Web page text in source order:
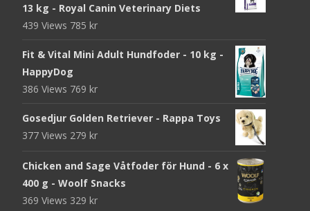
13 kg - Royal Canin Veterinary Diets
439 Views 785 kr
Fit & Vital Mini Adult Hundfoder - 10 kg -
HappyDog
386 Views 769 kr
Gosedjur Golden Retriever - Rappa Toys
377 Views 279 kr
Chicken and Sage Våtfoder för Hund - 6 x
400 g - Woolf Snacks
369 Views 329 kr